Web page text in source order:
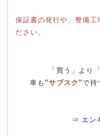
保証書の発行や、整備工
ださい。
「買う」より
車も"サブスク"で持
⇒ エン